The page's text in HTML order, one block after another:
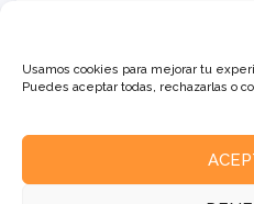
Usamos cookies para mejorar tu
Puedes aceptar todas, rechazarlas o